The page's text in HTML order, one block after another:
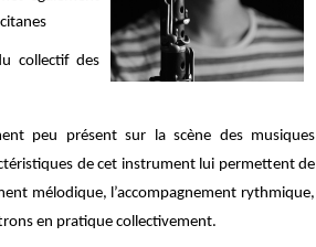
collectif des
peu présent sur la scène des musiques
de cet instrument lui permettent de
mélodique, l’accompagnement rythmique,
en pratique collectivement.